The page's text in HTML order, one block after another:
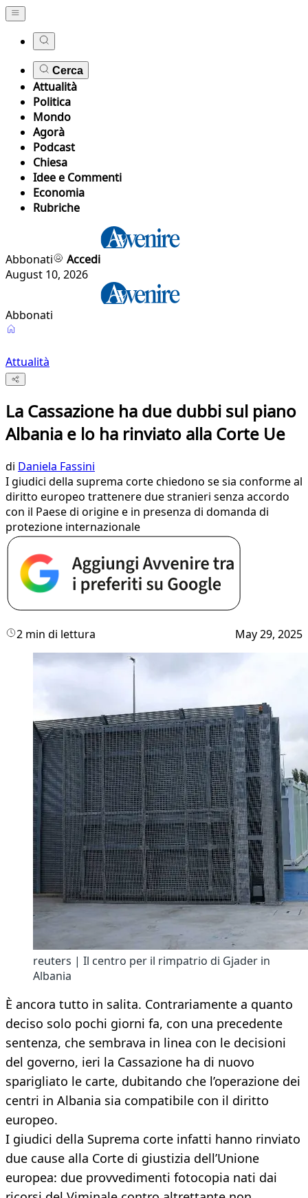
Cerca
Attualità
Politica
Mondo
Agorà
Podcast
Chiesa
Idee e Commenti
Economia
Rubriche
Abbonati
Accedi
August 10, 2026
Abbonati
Attualità
La Cassazione ha due dubbi sul piano
Albania e lo ha rinviato alla Corte Ue
di Daniela Fassini
I giudici della suprema corte chiedono se sia conforme al
diritto europeo trattenere due stranieri senza accordo
con il Paese di origine e in presenza di domanda di
protezione internazionale
2 min di lettura May 29, 2025
reuters | Il centro per il rimpatrio di Gjader in
Albania
È ancora tutto in salita. Contrariamente a quanto
deciso solo pochi giorni fa, con una precedente
sentenza, che sembrava in linea con le decisioni
del governo, ieri la Cassazione ha di nuovo
sparigliato le carte, dubitando che l’operazione dei
centri in Albania sia compatibile con il diritto
europeo.
I giudici della Suprema corte infatti hanno rinviato
due cause alla Corte di giustizia dell’Unione
europea: due provvedimenti fotocopia nati dai